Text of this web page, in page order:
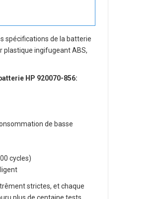
spécifications de la batterie
plastique ingifugeant ABS,
batterie HP 920070-856:
de basse
cycles)
strictes, et chaque